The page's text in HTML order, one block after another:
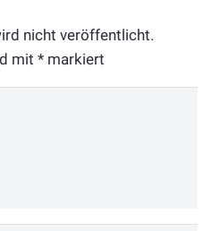
nicht veröffentlicht.
mit *markiert